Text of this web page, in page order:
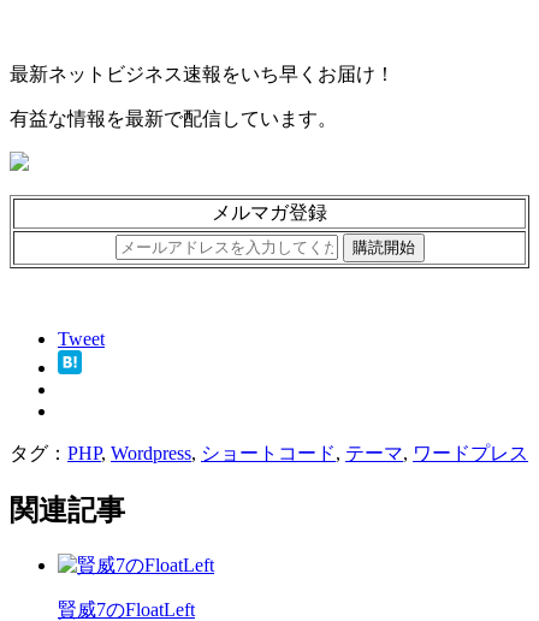
最新ネットビジネス速報をいち早くお届け！
有益な情報を最新で配信しています。
メルマガ登録
Tweet
タグ： PHP, Wordpress, ショートコード, テーマ, ワードプレス
関連記事
賢威7のFloatLeft